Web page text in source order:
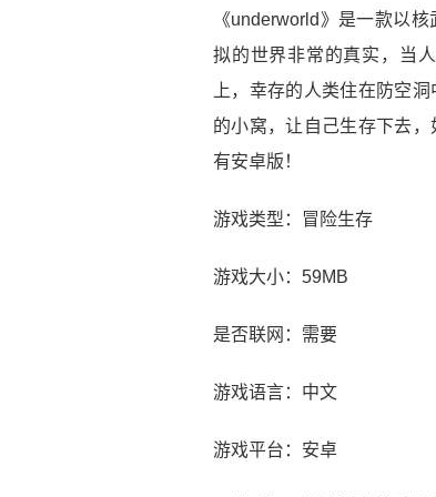
《underworld》是一款以
拟的世界非常的真实，当
上，幸存的人类住在防空
的小窝，让自己生存下去
有安卓版！
游戏类型：冒险生存
游戏大小：59MB
是否联网：需要
游戏语言：中文
游戏平台：安卓